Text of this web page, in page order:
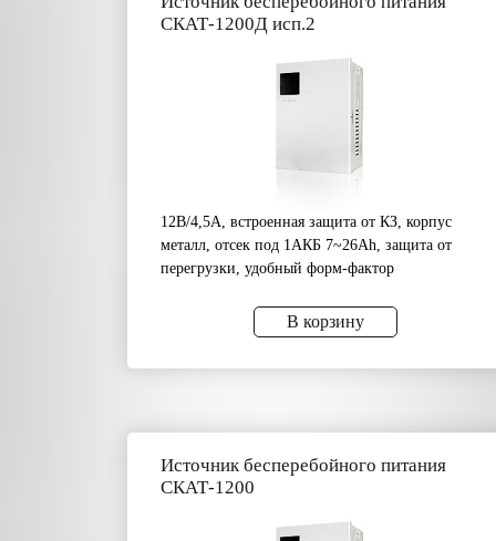
СКАТ-1200Д исп.2
12В/4,5А, встроенная защита от КЗ, корпус
металл, отсек под 1АКБ 7~26Аh, защита от
перегрузки, удобный форм-фактор
В корзину
Источник бесперебойного питания
СКАТ-1200